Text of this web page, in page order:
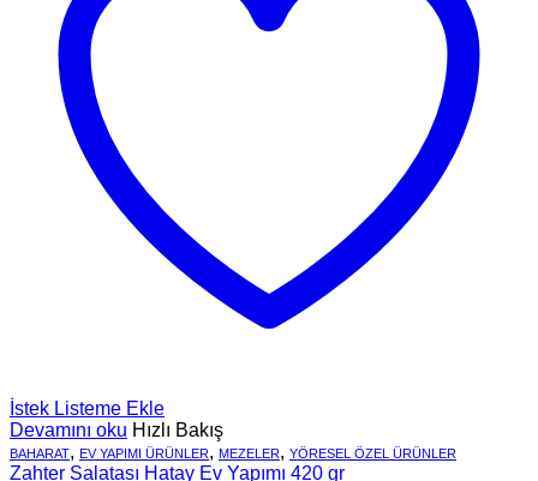
İstek Listeme Ekle
Devamını oku Hızlı Bakış
BAHARAT, EV YAPIMI ÜRÜNLER, MEZELER, YÖRESEL ÖZEL ÜRÜNLER
Zahter Salatası Hatay Ev Yapımı 420 gr